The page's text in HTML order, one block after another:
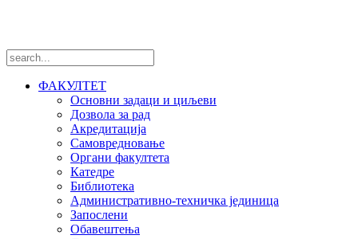
ФАКУЛТЕТ
Основни задаци и циљеви
Дозвола за рад
Акредитација
Самовредновање
Органи факултета
Катедре
Библиотека
Административно-техничка јединица
Запослени
Обавештења